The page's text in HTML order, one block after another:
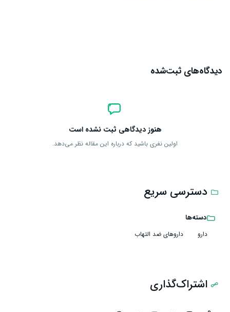
دیدگاه‌های ثبت‌شده
هنوز دیدگاهی ثبت نشده است
اولین نفری باشید که درباره این مقاله نظر می‌دهد.
دسترسی سریع
دسته‌ها
دارو داروهای ضد التهاب
اشتراک‌گذاری